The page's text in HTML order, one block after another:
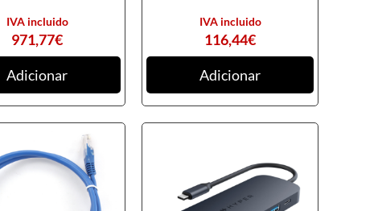
971,77€
IVA incluido
Adicionar
116,44€
IVA incluido
Adicionar